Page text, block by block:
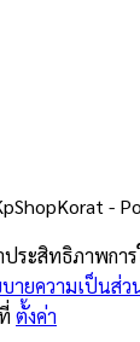
-
ระสิทธิภาพกา
ายความเป็นส่ว
ตั้งค่า